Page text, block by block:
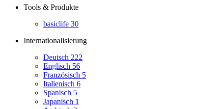
Tools & Produkte
basiclife 30
Internationalisierung
Deutsch 222
Englisch 56
Französisch 5
Italienisch 6
Spanisch 5
Japanisch 1